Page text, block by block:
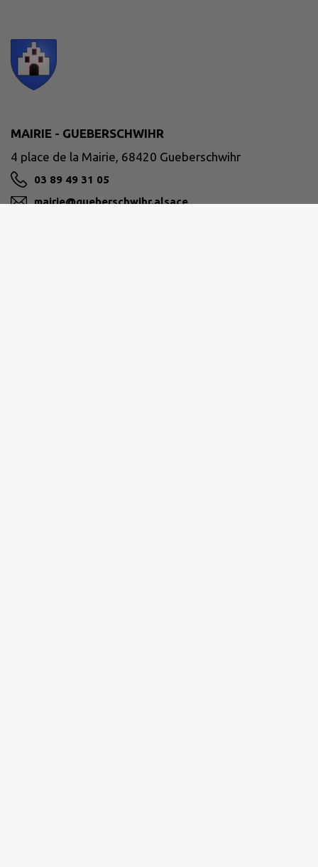
MAIRIE - GUEBERSCHWIHR
4 place de la Mairie, 68420 Gueberschwihr
03 89 49 31 05
mairie@gueberschwihr.alsace